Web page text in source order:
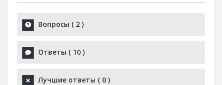
Вопросы ( 2 )
Ответы ( 10 )
Лучшие ответы ( 0 )